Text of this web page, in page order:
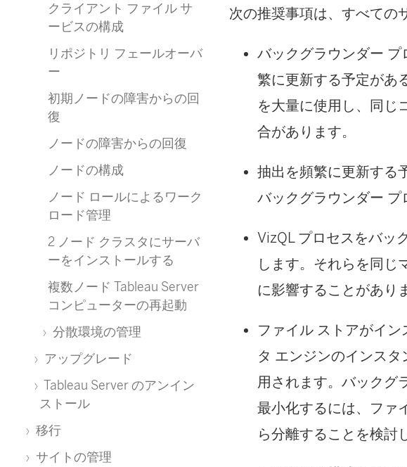
クライアント ファイル サ
ービスの構成
リポジトリ フェールオーバ
ー
初期ノードの障害からの回
復
ノードの障害からの回復
ノードの構成
ノード ロールによるワーク
ロード管理
2 ノード クラスタにサーバ
ーをインストールする
複数ノード Tableau Server
コンピューターの再起動
分散環境の管理
アップグレード
Tableau Server のアンイン
ストール
移行
サイトの管理
次の推奨事項は、すべての
バックグラウンダー
繁に更新する予定があ
を大量に使用し、同じ
合があります。
抽出を頻繁に更新する
バックグラウンダー プ
VizQL プロセスをバッ
します。それらを同じ
に影響することがあり
ファイル ストアがイ
タ エンジンのインス
用されます。バックグ
最小化するには、ファ
ら分離することを検討